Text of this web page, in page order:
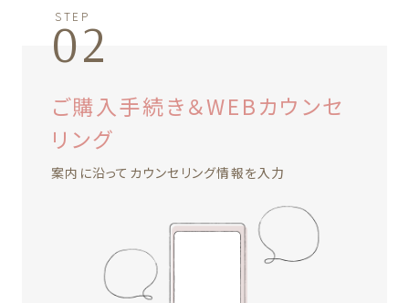
STEP
02
ご購入手続き＆WEBカウンセ
リング
案内に沿ってカウンセリング情報を入力